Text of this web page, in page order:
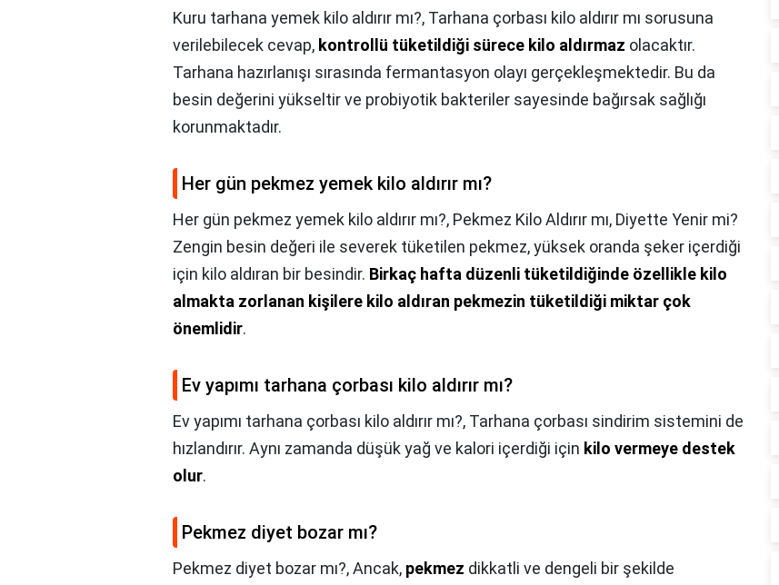
Kuru tarhana yemek kilo aldırır mı?, Tarhana çorbası kilo aldırır mı sorusuna
verilebilecek cevap, kontrollü tüketildiği sürece kilo aldırmaz olacaktır.
Tarhana hazırlanışı sırasında fermantasyon olayı gerçekleşmektedir. Bu da
besin değerini yükseltir ve probiyotik bakteriler sayesinde bağırsak sağlığı
korunmaktadır.
Her gün pekmez yemek kilo aldırır mı?
Her gün pekmez yemek kilo aldırır mı?, Pekmez Kilo Aldırır mı, Diyette Yenir mi?
Zengin besin değeri ile severek tüketilen pekmez, yüksek oranda şeker içerdiği
için kilo aldıran bir besindir. Birkaç hafta düzenli tüketildiğinde özellikle kilo
almakta zorlanan kişilere kilo aldıran pekmezin tüketildiği miktar çok
önemlidir.
Ev yapımı tarhana çorbası kilo aldırır mı?
Ev yapımı tarhana çorbası kilo aldırır mı?, Tarhana çorbası sindirim sistemini de
hızlandırır. Aynı zamanda düşük yağ ve kalori içerdiği için kilo vermeye destek
olur.
Pekmez diyet bozar mı?
Pekmez diyet bozar mı?,Ancak, pekmez dikkatli ve dengeli bir şekilde